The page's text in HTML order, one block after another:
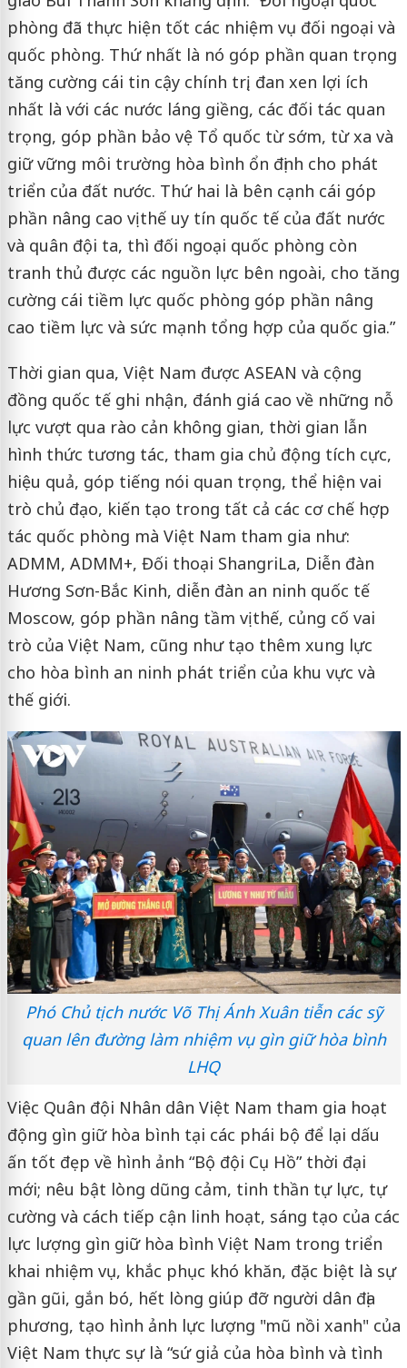
phòng đã thực hiện tốt các nhiệm vụ đối ngoại và
quốc phòng. Thứ nhất là nó góp phần quan trọng
tăng cường cái tin cậy chính trị, đan xen lợi ích
nhất là với các nước láng giềng, các đối tác quan
trọng, góp phần bảo vệ Tổ quốc từ sớm, từ xa và
giữ vững môi trường hòa bình ổn định cho phát
triển của đất nước. Thứ hai là bên cạnh cái góp
phần nâng cao vị thế uy tín quốc tế của đất nước
và quân đội ta, thì đối ngoại quốc phòng còn
tranh thủ được các nguồn lực bên ngoài, cho tăng
cường cái tiềm lực quốc phòng góp phần nâng
cao tiềm lực và sức mạnh tổng hợp của quốc gia.”
Thời gian qua, Việt Nam được ASEAN và cộng
đồng quốc tế ghi nhận, đánh giá cao về những nỗ
lực vượt qua rào cản không gian, thời gian lẫn
hình thức tương tác, tham gia chủ động tích cực,
hiệu quả, góp tiếng nói quan trọng, thể hiện vai
trò chủ đạo, kiến tạo trong tất cả các cơ chế hợp
tác quốc phòng mà Việt Nam tham gia như:
ADMM, ADMM+, Đối thoại ShangriLa, Diễn đàn
Hương Sơn-Bắc Kinh, diễn đàn an ninh quốc tế
Moscow, góp phần nâng tầm vị thế, củng cố vai
trò của Việt Nam, cũng như tạo thêm xung lực
cho hòa bình an ninh phát triển của khu vực và
thế giới.
Phó Chủ tịch nước Võ Thị Ánh Xuân tiễn các sỹ
quan lên đường làm nhiệm vụ gìn giữ hòa bình
LHQ
Việc Quân đội Nhân dân Việt Nam tham gia hoạt
động gìn giữ hòa bình tại các phái bộ để lại dấu
ấn tốt đẹp về hình ảnh “Bộ đội Cụ Hồ” thời đại
mới; nêu bật lòng dũng cảm, tinh thần tự lực, tự
cường và cách tiếp cận linh hoạt, sáng tạo của các
lực lượng gìn giữ hòa bình Việt Nam trong triển
khai nhiệm vụ, khắc phục khó khăn, đặc biệt là sự
gần gũi, gắn bó, hết lòng giúp đỡ người dân địa
phương, tạo hình ảnh lực lượng "mũ nồi xanh" của
Việt Nam thực sự là “sứ giả của hòa bình và tình